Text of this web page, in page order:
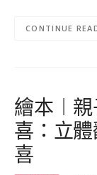
CONTINUE
繪本︱
喜：立
喜